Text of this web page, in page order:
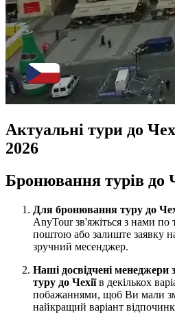
Актуальні тури до
2026
Бронювання турів до
Для бронювання туру до
AnyTour зв'яжіться з нами
поштою або залиште заявку
зручний месенджер.
Наші досвідчені менеджери
туру до Чехіїв декількох
побажаннями, щоб Ви мали
найкращий варіант